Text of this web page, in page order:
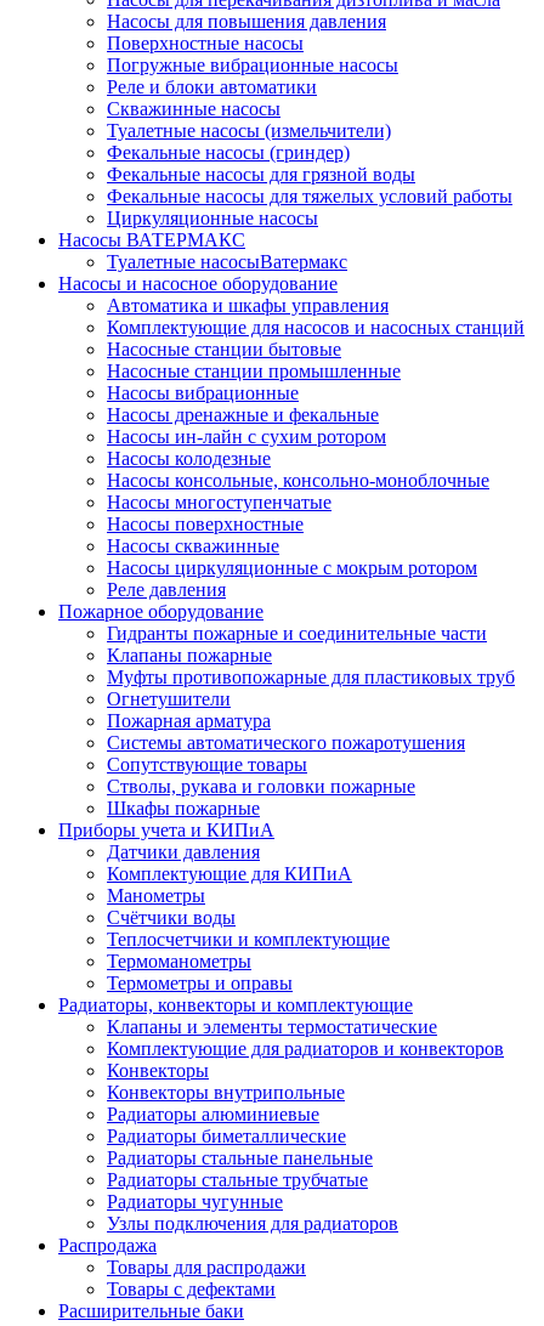
Насосы для повышения давления
Поверхностные насосы
Погружные вибрационные насосы
Реле и блоки автоматики
Скважинные насосы
Туалетные насосы (измельчители)
Фекальные насосы (гриндер)
Фекальные насосы для грязной воды
Фекальные насосы для тяжелых условий работы
Циркуляционные насосы
Насосы ВАТЕРМАКС
Туалетные насосыВатермакс
Насосы и насосное оборудование
Автоматика и шкафы управления
Комплектующие для насосов и насосных станций
Насосные станции бытовые
Насосные станции промышленные
Насосы вибрационные
Насосы дренажные и фекальные
Насосы ин-лайн с сухим ротором
Насосы колодезные
Насосы консольные, консольно-моноблочные
Насосы многоступенчатые
Насосы поверхностные
Насосы скважинные
Насосы циркуляционные с мокрым ротором
Реле давления
Пожарное оборудование
Гидранты пожарные и соединительные части
Клапаны пожарные
Муфты противопожарные для пластиковых труб
Огнетушители
Пожарная арматура
Системы автоматического пожаротушения
Сопутствующие товары
Стволы, рукава и головки пожарные
Шкафы пожарные
Приборы учета и КИПиА
Датчики давления
Комплектующие для КИПиА
Манометры
Счётчики воды
Теплосчетчики и комплектующие
Термоманометры
Термометры и оправы
Радиаторы, конвекторы и комплектующие
Клапаны и элементы термостатические
Комплектующие для радиаторов и конвекторов
Конвекторы
Конвекторы внутрипольные
Радиаторы алюминиевые
Радиаторы биметаллические
Радиаторы стальные панельные
Радиаторы стальные трубчатые
Радиаторы чугунные
Узлы подключения для радиаторов
Распродажа
Товары для распродажи
Товары с дефектами
Расширительные баки